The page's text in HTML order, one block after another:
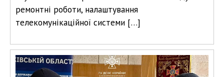
ремонтні роботи, налаштування
телекомунікаційної системи […]